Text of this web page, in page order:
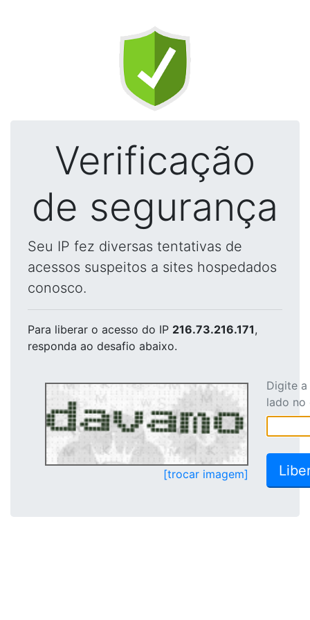
Verificação
de segurança
Seu IP fez diversas tentativas de
acessos suspeitos a sites hospedados
conosco.
Para liberar o acesso do IP 216.73.216.171,
responda ao desafio abaixo.
[trocar imagem]
Digite
lado no